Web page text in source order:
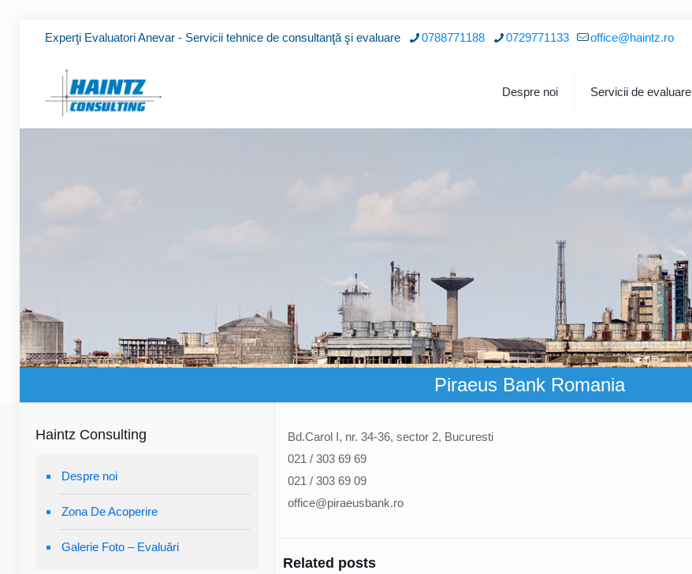
Experţi Evaluatori Anevar - Servicii tehnice de consultanţă şi evaluare 0788771188 0729771133 office@haintz.ro
Despre noi Servicii de evaluare
Piraeus Bank Romania
Bd.Carol I, nr. 34-36, sector 2, Bucuresti
021 / 303 69 69
021 / 303 69 09
office@piraeusbank.ro
Related posts
Haintz Consulting
Despre noi
Zona De Acoperire
Galerie Foto – Evaluări